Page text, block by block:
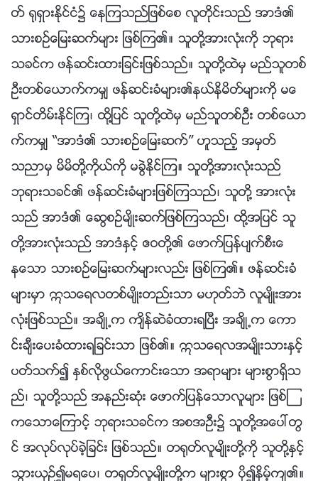
တ္ ႐ုရွားႏိုင္ငံ၌ ေနၾကသည္ျဖစ္ေစ လူတိုင္းသည္ အာဒံ၏
သားစဥ္ေျမးဆက္မ်ား ျဖစ္ၾက၏။ သူတို႔အားလုံးကို ဘုရား
သခင္က ဖန္ဆင္းထားျခင္းျဖစ္သည္။ သူတို႔ထဲမွ မည္သူတစ္
ဦးတစ္ေယာက္ကမွ် ဖန္ဆင္းခံမ်ား၏နယ္နိမိတ္မ်ားကို မေ
ရွာင္တိမ္းႏိုင္ၾက၊ ထို႔ျပင္ သူတို႔ထဲမွ မည္သူတစ္ဦး တစ္ေယာ
က္ကမွ် “အာဒံ၏ သားစဥ္ေျမးဆက္” ဟူသည့္ အမွတ္
သညာမွ မိမိတို႔ကိုယ္ကို မခြဲႏိုင္ၾက။ သူတို႔အားလုံးသည္
ဘုရားသခင္၏ ဖန္ဆင္းခံမ်ားျဖစ္ၾကသည္၊ သူတို႔ အားလုံး
သည္ အာဒံ၏ ေဆြစဥ္မ်ိဳးဆက္ျဖစ္ၾကသည္၊ ထို႔အျပင္ သူ
တို႔အားလုံးသည္ အာဒံႏွင့္ ဧဝတို႔၏ ေဖာက္ျပန္ပ်က္စီးေ
နေသာ သားစဥ္ေျမးဆက္မ်ားလည္း ျဖစ္ၾက၏။ ဖန္ဆင္းခံ
မ်ားမွာ ဣသေရလတစ္မ်ိဳးတည္းသာ မဟုတ္ဘဲ လူမ်ိဳးအား
လုံးျဖစ္သည္။ အခ်ိဳ႕က က်ိန္ဆဲခံထားရၿပီး အခ်ိဳ႕က ေကာ
င္းခ်ီးေပးခံထားရျခင္းသာ ျဖစ္၏။ ဣသေရလအမ်ိဳးသားႏွင့္
ပတ္သက္၍ ႏွစ္လိုဖြယ္ေကာင္းေသာ အရာမ်ား မ်ားစြာရွိသ
ည္၊ သူတို႔သည္ အနည္းဆုံး ေဖာက္ျပန္ေသာလူမ်ား ျဖစ္ၾ
ကေသာေၾကာင့္ ဘုရားသခင္က အစအဦး၌ သူတို႔အေပၚတြ
င္ အလုပ္လုပ္ခဲ့ျခင္း ျဖစ္သည္။ တ႐ုတ္လူမ်ိဳးတို႔ကို သူတို႔ႏွင့္
သြားယွဥ္၍မရေပ၊ တ႐ုတ္လူမ်ိဳးတို႔က မ်ားစြာ ပို၍နိမ့္က်၏။